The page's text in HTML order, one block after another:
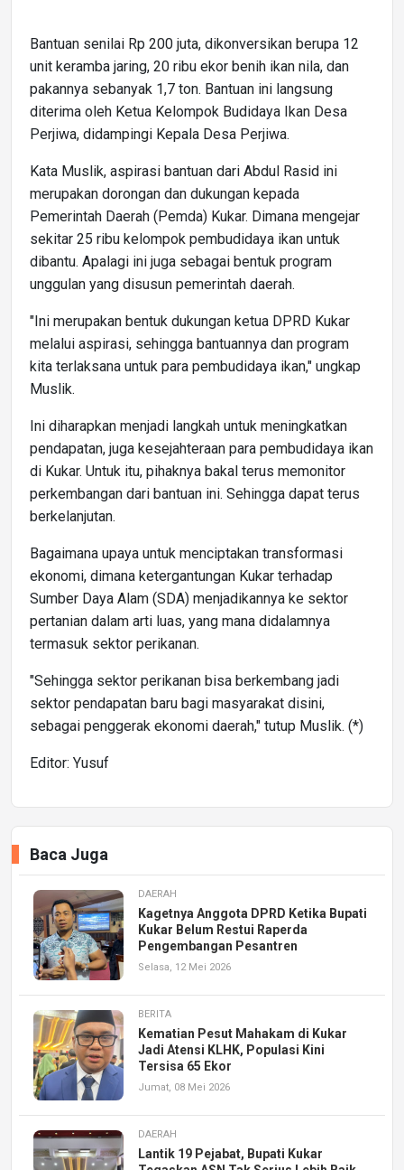
Bantuan senilai Rp 200 juta, dikonversikan berupa 12
unit keramba jaring, 20 ribu ekor benih ikan nila, dan
pakannya sebanyak 1,7 ton. Bantuan ini langsung
diterima oleh Ketua Kelompok Budidaya Ikan Desa
Perjiwa, didampingi Kepala Desa Perjiwa.
Kata Muslik, aspirasi bantuan dari Abdul Rasid ini
merupakan dorongan dan dukungan kepada
Pemerintah Daerah (Pemda) Kukar. Dimana mengejar
sekitar 25 ribu kelompok pembudidaya ikan untuk
dibantu. Apalagi ini juga sebagai bentuk program
unggulan yang disusun pemerintah daerah.
"Ini merupakan bentuk dukungan ketua DPRD Kukar
melalui aspirasi, sehingga bantuannya dan program
kita terlaksana untuk para pembudidaya ikan," ungkap
Muslik.
Ini diharapkan menjadi langkah untuk meningkatkan
pendapatan, juga kesejahteraan para pembudidaya ikan
di Kukar. Untuk itu, pihaknya bakal terus memonitor
perkembangan dari bantuan ini. Sehingga dapat terus
berkelanjutan.
Bagaimana upaya untuk menciptakan transformasi
ekonomi, dimana ketergantungan Kukar terhadap
Sumber Daya Alam (SDA) menjadikannya ke sektor
pertanian dalam arti luas, yang mana didalamnya
termasuk sektor perikanan.
"Sehingga sektor perikanan bisa berkembang jadi
sektor pendapatan baru bagi masyarakat disini,
sebagai penggerak ekonomi daerah," tutup Muslik. (*)
Editor: Yusuf
Baca Juga
DAERAH
Kagetnya Anggota DPRD Ketika Bupati
Kukar Belum Restui Raperda
Pengembangan Pesantren
Selasa, 12 Mei 2026
BERITA
Kematian Pesut Mahakam di Kukar
Jadi Atensi KLHK, Populasi Kini
Tersisa 65 Ekor
Jumat, 08 Mei 2026
DAERAH
Lantik 19 Pejabat, Bupati Kukar